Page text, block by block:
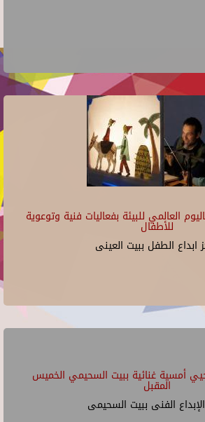
العالمي للبيئة بفعاليات فنية وتوعوية
للأطفال
ابداع الطفل ببيت العينى
أمسية غنائية ببيت السحيمي الخميس
المقبل
الفنى ببيت السحيمى